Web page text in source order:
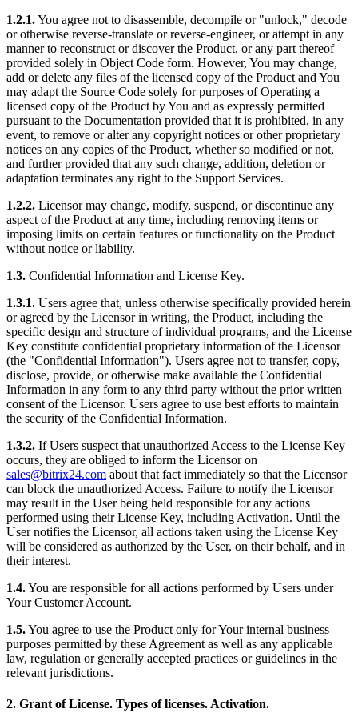
1.2.1.You agree not to disassemble, decompile or "unlock," decode
or otherwise reverse-translate or reverse-engineer, or attempt in any
manner to reconstruct or discover the Product, or any part thereof
provided solely in Object Code form. However, You may change,
add or delete any files of the licensed copy of the Product and You
may adapt the Source Code solely for purposes of Operating a
licensed copy of the Product by You and as expressly permitted
pursuant to the Documentation provided that it is prohibited, in any
event, to remove or alter any copyright notices or other proprietary
notices on any copies of the Product, whether so modified or not,
and further provided that any such change, addition, deletion or
adaptation terminates any right to the Support Services.
1.2.2. Licensor may change, modify, suspend, or discontinue any
aspect of the Product at any time, including removing items or
imposing limits on certain features or functionality on the Product
without notice or liability.
1.3. Confidential Information and License Key.
1.3.1. Users agree that, unless otherwise specifically provided herein
or agreed by the Licensor in writing, the Product, including the
specific design and structure of individual programs, and the License
Key constitute confidential proprietary information of the Licensor
(the "Confidential Information"). Users agree not to transfer, copy,
disclose, provide, or otherwise make available the Confidential
Information in any form to any third party without the prior written
consent of the Licensor. Users agree to use best efforts to maintain
the security of the Confidential Information.
1.3.2. If Users suspect that unauthorized Access to the License Key
occurs, they are obliged to inform the Licensor on
sales@bitrix24.com about that fact immediately so that the Licensor
can block the unauthorized Access. Failure to notify the Licensor
may result in the User being held responsible for any actions
performed using their License Key, including Activation. Until the
User notifies the Licensor, all actions taken using the License Key
will be considered as authorized by the User, on their behalf, and in
their interest.
1.4.You are responsible for all actions performed by Users under
Your Customer Account.
1.5.You agree to use the Product only for Your internal business
purposes permitted by these Agreement as well as any applicable
law, regulation or generally accepted practices or guidelines in the
relevant jurisdictions.
2. Grant of License. Types of licenses. Activation.